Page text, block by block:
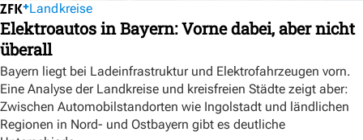
Landkreise
Elektroautos in Bayern: Vorne dabei, aber nicht
überall
Bayern liegt bei Ladeinfrastruktur und Elektrofahrzeugen vorn.
Eine Analyse der Landkreise und kreisfreien Städte zeigt aber:
Zwischen Automobilstandorten wie Ingolstadt und ländlichen
Regionen in Nord- und Ostbayern gibt es deutliche